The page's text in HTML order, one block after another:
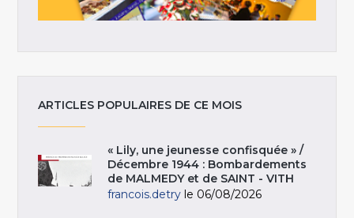
ARTICLES POPULAIRES DE CE MOIS
« Lily, une jeunesse confisquée » /
Décembre 1944 : Bombardements
de MALMEDY et de SAINT - VITH
francois.detry le 06/08/2026